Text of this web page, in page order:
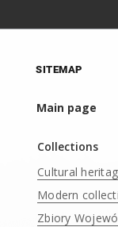
SITEMAP
Main page
Collections
Cultural
Modern
Zbiory